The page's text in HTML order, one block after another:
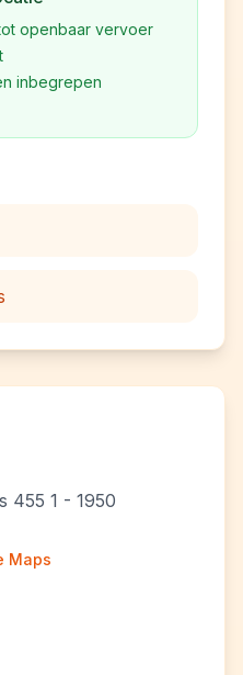
openbaar vervoer
inbegrepen
455 1 - 1950
Maps